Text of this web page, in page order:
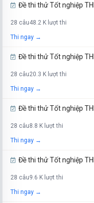
Đề thi thử Tốt nghiệp
28 câu48.2 K lượt thi
Thi ngay →
Đề thi thử Tốt nghiệp
28 câu20.3 K lượt thi
Thi ngay →
Đề thi thử Tốt nghiệp
28 câu8.8 K lượt thi
Thi ngay →
Đề thi thử Tốt nghiệp
28 câu9.6 K lượt thi
Thi ngay →